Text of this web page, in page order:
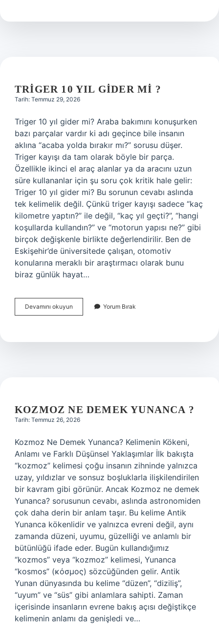
numaradır
TRIGER 10 YIL GIDER MI ?
Tarih: Temmuz 29, 2026
Triger 10 yıl gider mi? Araba bakımını konuşurken
bazı parçalar vardır ki adı geçince bile insanın
aklına “acaba yolda bırakır mı?” sorusu düşer.
Triger kayışı da tam olarak böyle bir parça.
Özellikle ikinci el araç alanlar ya da aracını uzun
süre kullananlar için şu soru çok kritik hale gelir:
Triger 10 yıl gider mi? Bu sorunun cevabı aslında
tek kelimelik değil. Çünkü triger kayışı sadece “kaç
kilometre yaptın?” ile değil, “kaç yıl geçti?”, “hangi
koşullarda kullandın?” ve “motorun yapısı ne?” gibi
birçok değişkenle birlikte değerlendirilir. Ben de
Eskişehir’de üniversitede çalışan, otomotiv
konularına meraklı bir araştırmacı olarak bunu
biraz günlük hayat…
Devamını okuyun
10
mi
Yorum Bırak
KOZMOZ NE DEMEK YUNANCA ?
Tarih: Temmuz 26, 2026
Kozmoz Ne Demek Yunanca? Kelimenin Kökeni,
Anlamı ve Farklı Düşünsel Yaklaşımlar İlk bakışta
“kozmoz” kelimesi çoğu insanın zihninde yalnızca
uzay, yıldızlar ve sonsuz boşluklarla ilişkilendirilen
bir kavram gibi görünür. Ancak Kozmoz ne demek
Yunanca? sorusunun cevabı, aslında astronomiden
çok daha derin bir anlam taşır. Bu kelime Antik
Yunanca kökenlidir ve yalnızca evreni değil, aynı
zamanda düzeni, uyumu, güzelliği ve anlamlı bir
bütünlüğü ifade eder. Bugün kullandığımız
“kozmos” veya “kozmoz” kelimesi, Yunanca
“kosmos” (κόσμος) sözcüğünden gelir. Antik
Yunan dünyasında bu kelime “düzen”, “diziliş”,
“uyum” ve “süs” gibi anlamlara sahipti. Zaman
içerisinde insanların evrene bakış açısı değiştikçe
kelimenin anlamı da genişledi ve…